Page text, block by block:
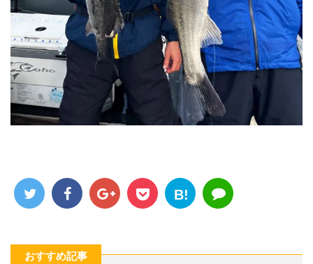
B!
おすすめ記事